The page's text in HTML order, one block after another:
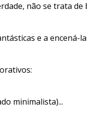
não se trata
e a encená-
minimalista)...